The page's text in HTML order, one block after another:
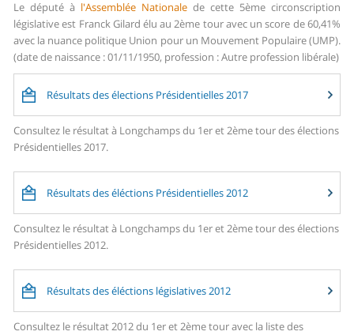
Le député à l'Assemblée Nationale de cette 5ème circonscription
législative est Franck Gilard élu au 2ème tour avec un score de 60,41%
avec la nuance politique Union pour un Mouvement Populaire (UMP).
(date de naissance : 01/11/1950, profession : Autre profession libérale)
Résultats des élections Présidentielles 2017
Consultez le résultat à Longchamps du 1er et 2ème tour des élections
Présidentielles 2017.
Résultats des éléctions Présidentielles 2012
Consultez le résultat à Longchamps du 1er et 2ème tour des élections
Présidentielles 2012.
Résultats des éléctions législatives 2012
Consultez le résultat 2012 du 1er et 2ème tour avec la liste des